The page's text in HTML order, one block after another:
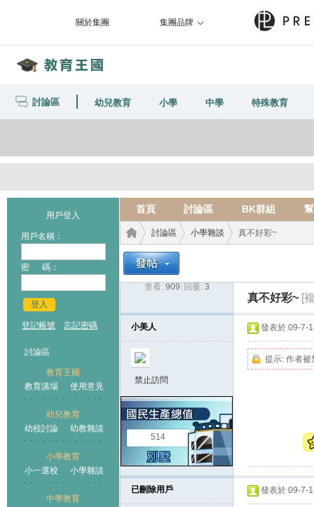
關於集團 集團品牌
討論區 幼兒教育 小學 中學 特殊教育
用戶登入
用戶名稱：
密 碼：
登入
登記帳號 忘記密碼
討論區
教育王國
教育講場
使用意見
幼兒教育
幼校討論
幼教雜談
小學教育
小一選校
小學雜談
中學教育
首頁 討論區 BK群組
王國
討論區
›
小學雜談 真不好彩~
查看: 909 回覆: 3
真不好彩~ [
小美人
禁止訪問
514
發表於 09-7-
提示: 作者被
已刪除用戶 發表於 09-7-